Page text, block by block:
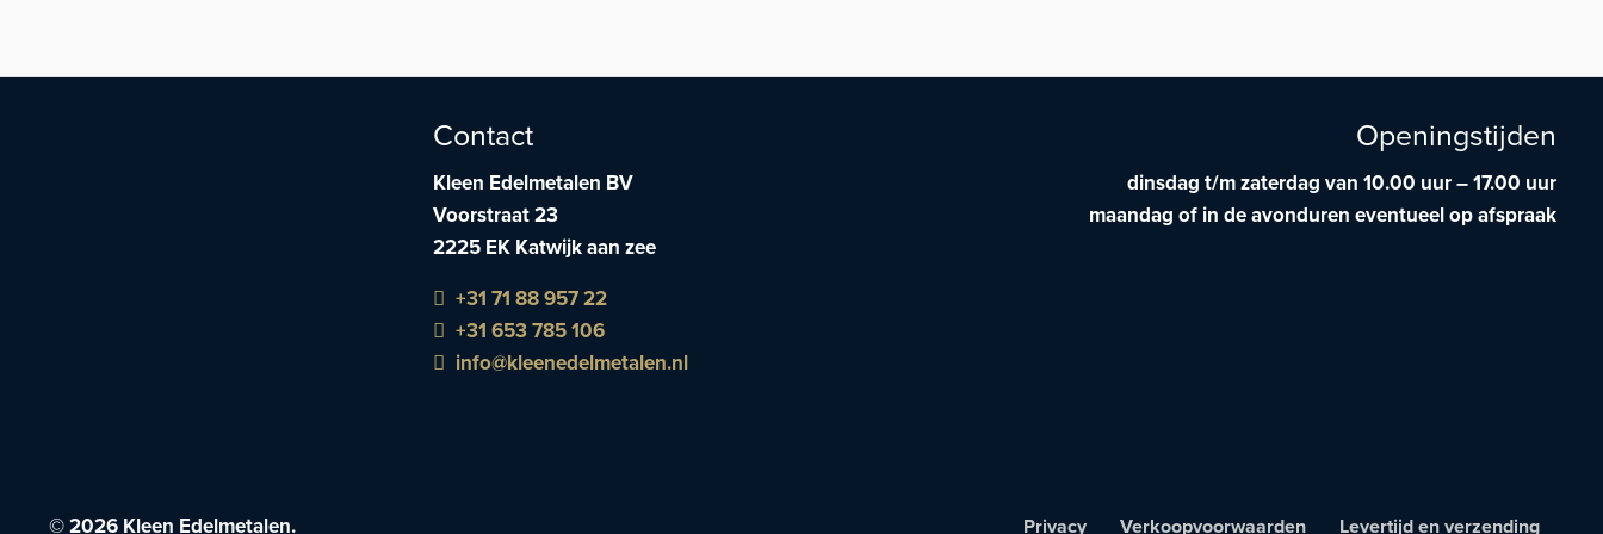
Contact
Kleen Edelmetalen BV
Voorstraat 23
2225 EK Katwijk aan zee
+31 71 88 957 22
+31 653 785 106
info@kleenedelmetalen.nl
Openingstijden
dinsdag t/m zaterdag van 10.00 uur – 17.00 uur
maandag of in de avonduren eventueel op afspraak
© 2026 Kleen Edelmetalen. Privacy Verkoopvoorwaarden Levertijd en verzending